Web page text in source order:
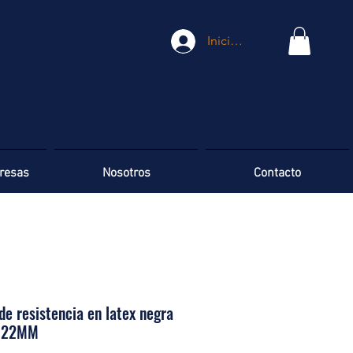
Iniciar sesión
Nosotros Contacto
resistencia en latex negra